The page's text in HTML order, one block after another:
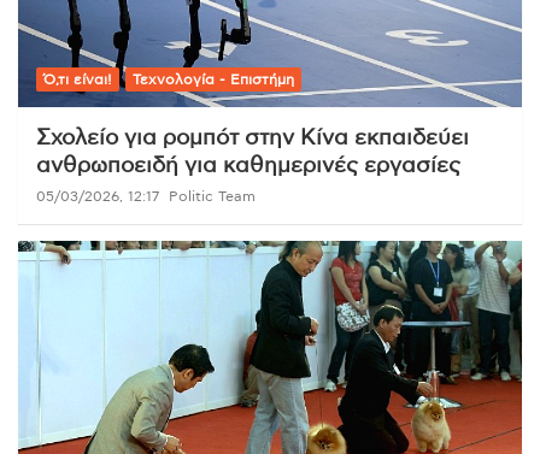
Ό,τι είναι! Τεχνολογία - Επιστήμη
Σχολείο για ρομπότ στην Κίνα εκπαιδεύει
ανθρωποειδή για καθημερινές εργασίες
05/03/2026, 12:17 Politic Team